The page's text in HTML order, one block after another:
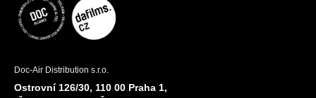
Doc-Air Distribution s.r.o.
Ostrovní 126/30, 110 00 Praha 1,